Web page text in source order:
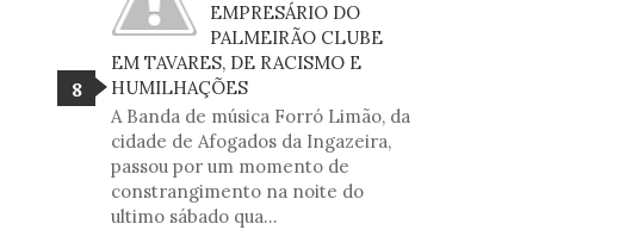
EMPRESÁRIO DO
PALMEIRÃO CLUBE
EM TAVARES, DE RACISMO E
HUMILHAÇÕES
A Banda de música Forró Limão, da
cidade de Afogados da Ingazeira,
passou por um momento de
constrangimento na noite do
ultimo sábado qua...